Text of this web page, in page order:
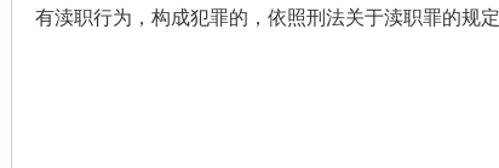
有渎职行为，构成犯罪的，依照刑法关于渎职罪的规定